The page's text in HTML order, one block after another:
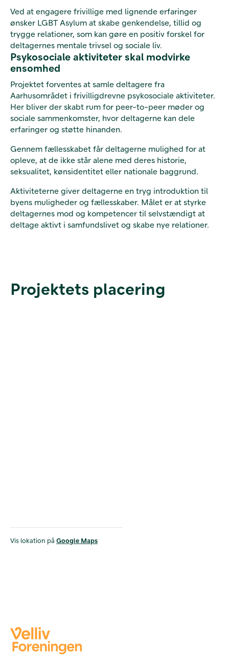
Ved at engagere frivillige med lignende erfaringer
ønsker LGBT Asylum at skabe genkendelse, tillid og
trygge relationer, som kan gøre en positiv forskel for
deltagernes mentale trivsel og sociale liv.
Psykosociale aktiviteter skal modvirke
ensomhed
Projektet forventes at samle deltagere fra
Aarhusområdet i frivilligdrevne psykosociale aktiviteter.
Her bliver der skabt rum for peer-to-peer møder og
sociale sammenkomster, hvor deltagerne kan dele
erfaringer og støtte hinanden.
Gennem fællesskabet får deltagerne mulighed for at
opleve, at de ikke står alene med deres historie,
seksualitet, kønsidentitet eller nationale baggrund.
Aktiviteterne giver deltagerne en tryg introduktion til
byens muligheder og fællesskaber. Målet er at styrke
deltagernes mod og kompetencer til selvstændigt at
deltage aktivt i samfundslivet og skabe nye relationer.
Projektets placering
Vis lokation på Google Maps